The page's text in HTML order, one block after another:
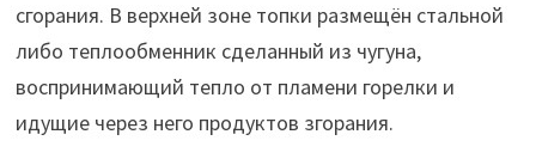
сгорания. В верхней зоне топки размещён стальной
либо теплообменник сделанный из чугуна,
воспринимающий тепло от пламени горелки и
идущие через него продуктов згорания.